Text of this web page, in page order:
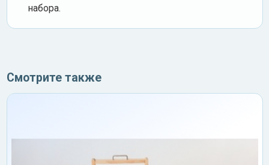
набора.
Смотрите также